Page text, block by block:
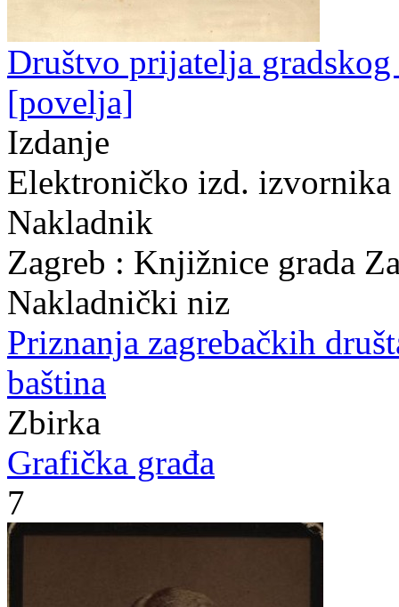
Društvo prijatelja
[povelja]
Izdanje
Elektroničko izd. izvornika
Nakladnik
Zagreb : Knjižnice grada
Nakladnički niz
Priznanja zagrebačkih
baština
Zbirka
Grafička građa
7